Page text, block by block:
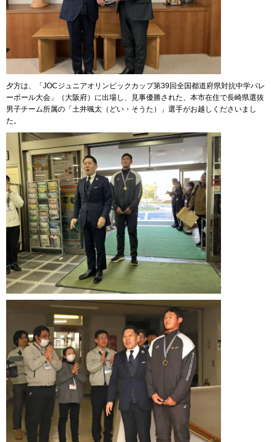
夕方は、「JOCジュニアオリンピックカップ第39回全国都道府県対抗中学バレ
ーボール大会」（大阪府）に出場し、見事優勝された、本市在住で長崎県選抜
男子チーム所属の「土井颯太（どい・そうた）」選手がお越しくださいまし
た。